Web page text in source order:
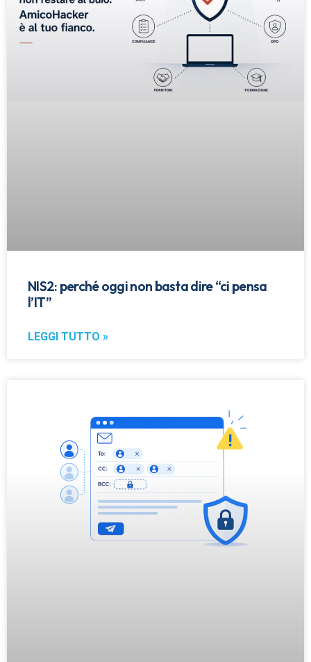
NIS2: perché oggi non basta dire “ci pensa
l’IT”
LEGGI TUTTO »